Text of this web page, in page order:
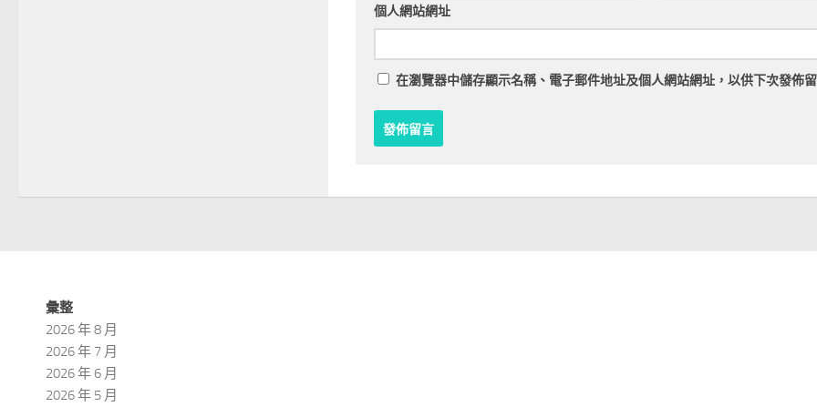
個人網站網址
在瀏覽器中儲存顯示名稱、電子郵件地址及個人網站網址，以供下次發佈
彙整
2026 年 8 月
2026 年 7 月
2026 年 6 月
2026 年 5 月